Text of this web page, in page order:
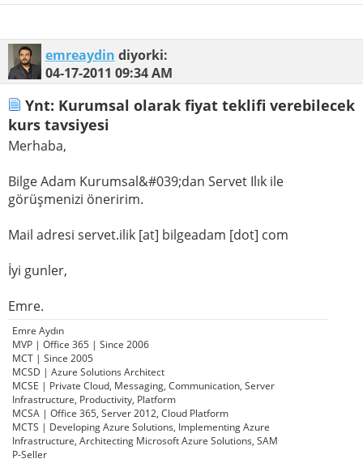
emreaydin diyorki:
04-17-2011 09:34 AM
Ynt: Kurumsal olarak fiyat teklifi verebilecek
kurs tavsiyesi
Merhaba,
Bilge Adam Kurumsal&#039;dan Servet Ilık ile
görüşmenizi öneririm.
Mail adresi servet.ilik [at] bilgeadam [dot] com
İyi gunler,
Emre.
Emre Aydın
MVP | Office 365 | Since 2006
MCT | Since 2005
MCSD | Azure Solutions Architect
MCSE | Private Cloud, Messaging, Communication, Server
Infrastructure, Productivity, Platform
MCSA | Office 365, Server 2012, Cloud Platform
MCTS | Developing Azure Solutions, Implementing Azure
Infrastructure, Architecting Microsoft Azure Solutions, SAM
P-Seller